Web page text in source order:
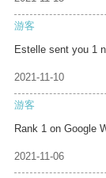
游客
Estelle sent you 1
2021-11-10
游客
Rank 1 on Google
2021-11-06